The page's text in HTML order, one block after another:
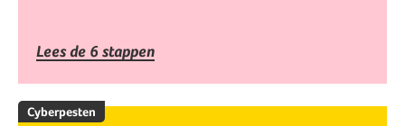
Lees de 6 stappen
Cyberpesten